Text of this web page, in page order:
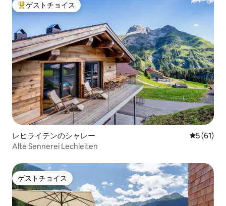
大好評のゲストチョイスです。
ゲストチョイス
レヒライテンのシャレー レビュー
5 (61)
Alte Sennerei Lechleiten
ゲストチョイス
ゲストチョイス